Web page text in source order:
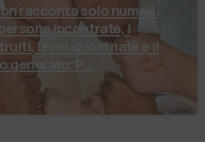
racconta solo numeri.
incontrate, i
le relazioni nate e il